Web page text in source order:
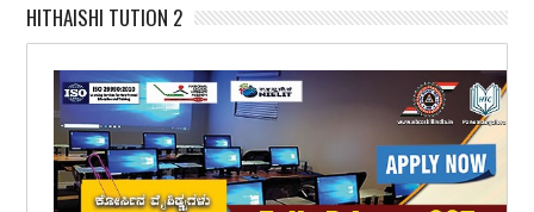
HITHAISHI TUTION 2